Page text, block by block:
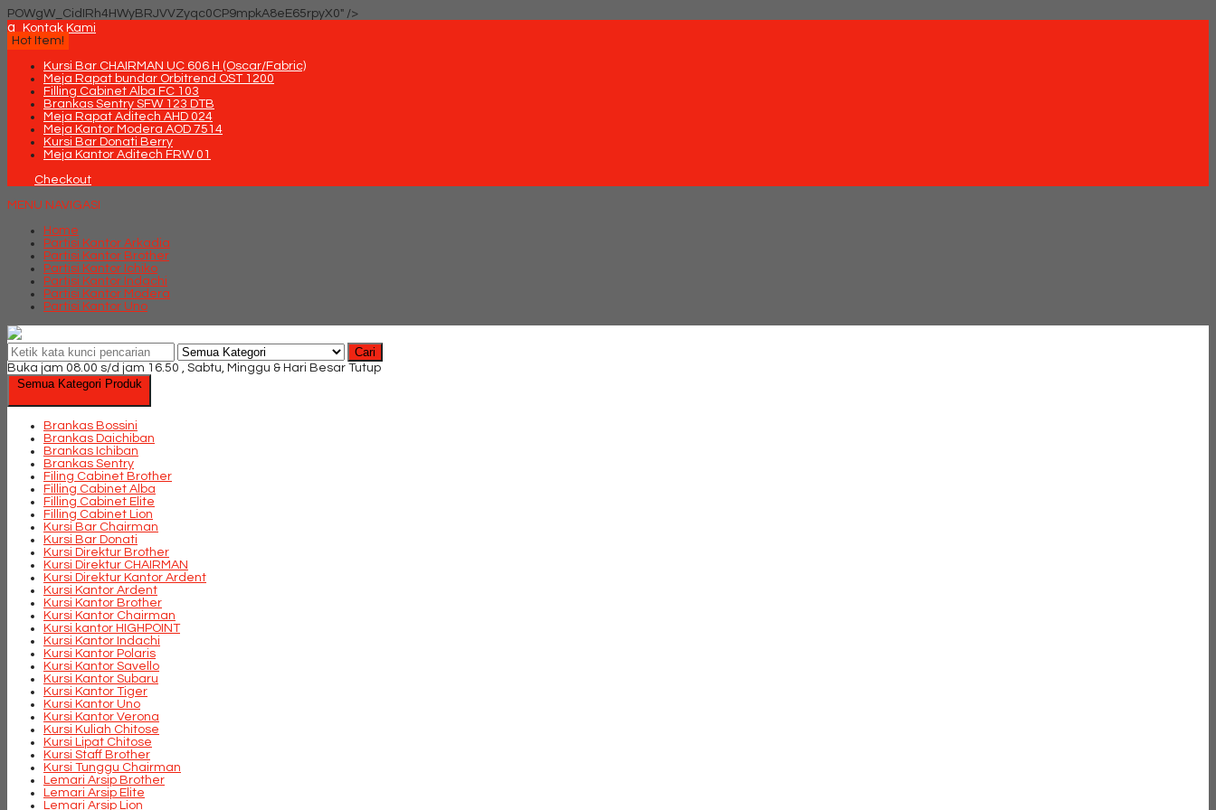
POWgW_CidIRh4HWyBRJVVZyqc0CP9mpkA8eE65rpyX0" />
q
Kontak Kami
Hot Item!
Kursi Bar CHAIRMAN UC 606 H (Oscar/Fabric)
Meja Rapat bundar Orbitrend OST 1200
Filling Cabinet Alba FC 103
Brankas Sentry SFW 123 DTB
Meja Rapat Aditech AHD 024
Meja Kantor Modera AOD 7514
Kursi Bar Donati Berry
Meja Kantor Aditech FRW 01
Checkout
MENU NAVIGASI
Home
Partisi Kantor Arkadia
Partisi Kantor Brother
Partisi Kantor Ichiko
Partisi Kantor Indachi
Partisi Kantor Modera
Partisi Kantor Uno
Cari
Buka jam 08.00 s/d jam 16.50 , Sabtu, Minggu & Hari Besar Tutup
Semua Kategori Produk
Brankas Bossini
Brankas Daichiban
Brankas Ichiban
Brankas Sentry
Filing Cabinet Brother
Filling Cabinet Alba
Filling Cabinet Elite
Filling Cabinet Lion
Kursi Bar Chairman
Kursi Bar Donati
Kursi Direktur Brother
Kursi Direktur CHAIRMAN
Kursi Direktur Kantor Ardent
Kursi Kantor Ardent
Kursi Kantor Brother
Kursi Kantor Chairman
Kursi kantor HIGHPOINT
Kursi Kantor Indachi
Kursi Kantor Polaris
Kursi Kantor Savello
Kursi Kantor Subaru
Kursi Kantor Tiger
Kursi Kantor Uno
Kursi Kantor Verona
Kursi Kuliah Chitose
Kursi Lipat Chitose
Kursi Staff Brother
Kursi Tunggu Chairman
Lemari Arsip Brother
Lemari Arsip Elite
Lemari Arsip Lion